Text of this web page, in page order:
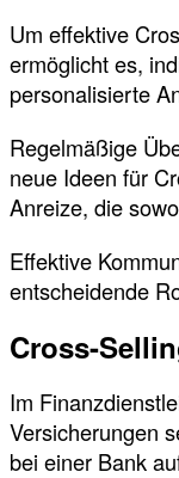
Um effektive
ermöglicht es,
personalisierte
Regelmäßige
neue Ideen für
Anreize, die
Effektive
entscheidende
Cross-
Im
Versicherungen
bei einer Bank